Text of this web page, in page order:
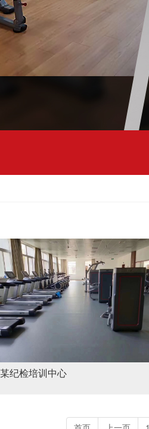
某纪检培训中心